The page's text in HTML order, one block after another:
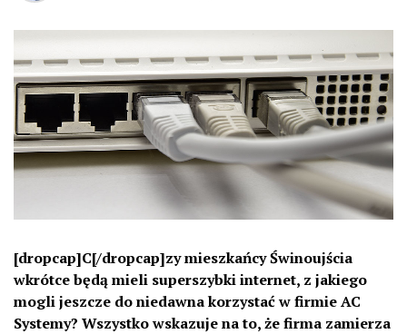
[dropcap]C[/dropcap]zy mieszkańcy Świnoujścia
wkrótce będą mieli superszybki internet, z jakiego
mogli jeszcze do niedawna korzystać w firmie AC
Systemy? Wszystko wskazuje na to, że firma zamierza